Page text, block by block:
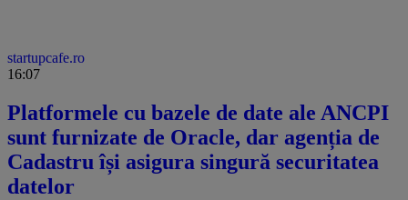
startupcafe.ro
16:07
Platformele cu bazele de date ale ANCPI
sunt furnizate de Oracle, dar agenția de
Cadastru își asigura singură securitatea
datelor